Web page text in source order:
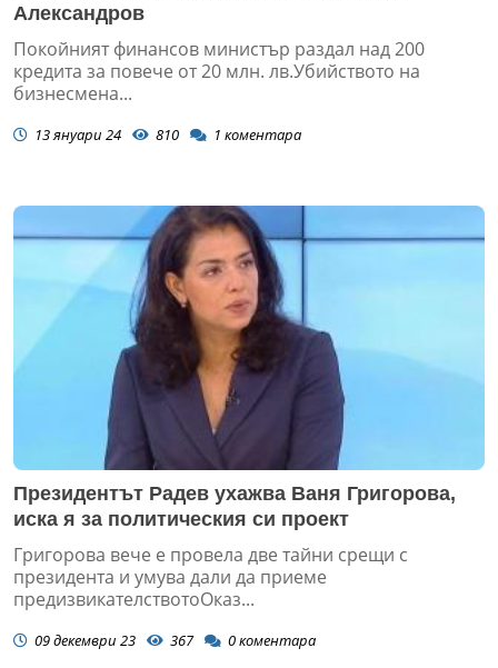
Александров
Покойният финансов министър раздал над 200
кредита за повече от 20 млн. лв.Убийството на
бизнесмена...
13 януари 24 810 1 коментара
Президентът Радев ухажва Ваня Григорова,
иска я за политическия си проект
Григорова вече е провела две тайни срещи с
президента и умува дали да приеме
предизвикателствотоОказ...
09 декември 23 367 0коментара